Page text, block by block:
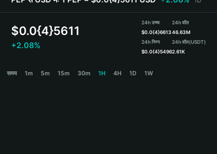
हिन्दी
Español (Argentina)
$0.0{4}5611
+2.08%
24h उच्च
$0.0{4}6613
24h निम्न
$0.0{4}5496
24h वॉल
46.63M
24h वॉल(USDT)
2.61K
समय 1m 5m 15m 30m 1H 4H 1D 1W